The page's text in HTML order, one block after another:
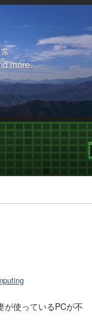
more.
が使っているPCが不